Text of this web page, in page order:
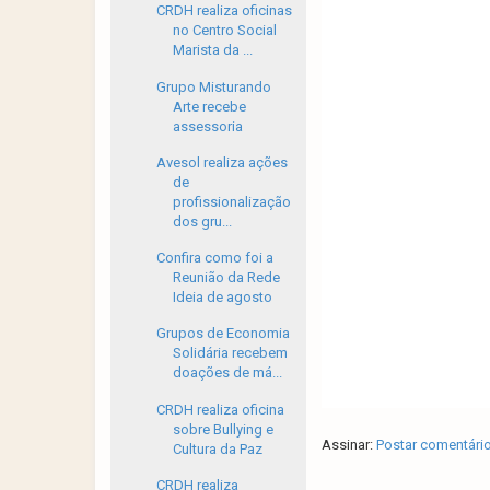
Assinar: Postar
CRDH realiza oficinas
no Centro Social
Marista da ...
Grupo Misturando
Arte recebe
assessoria
Avesol realiza ações
de
profissionalização
dos gru...
Confira como foi a
Reunião da Rede
Ideia de agosto
Grupos de Economia
Solidária recebem
doações de má...
CRDH realiza oficina
sobre Bullying e
Cultura da Paz
CRDH realiza